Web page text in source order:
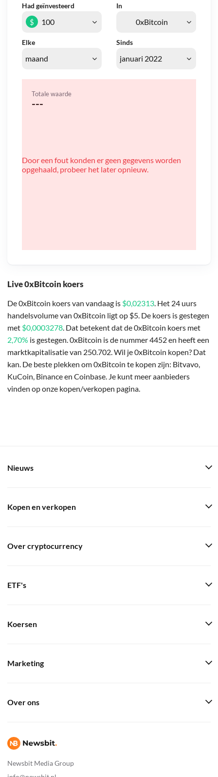
Live 0xBitcoin koers
De 0xBitcoin koers van vandaag is $0,02313. Het 24 uurs
handelsvolume van 0xBitcoin ligt op $5. De koers is gestegen
met $0,0003278. Dat betekent dat de 0xBitcoin koers met
2,70% is gestegen. 0xBitcoin is de nummer 4452 en heeft een
marktkapitalisatie van 250.702. Wil je 0xBitcoin kopen? Dat
kan. De beste plekken om 0xBitcoin te kopen zijn: Bitvavo,
KuCoin, Binance en Coinbase. Je kunt meer aanbieders
vinden op onze kopen/verkopen pagina.
Had geïnvesteerd In
Elke Sinds
$
Totale waarde
---
Door een fout konden er geen gegevens worden
opgehaald, probeer het later opnieuw.
Newsbit Media Group
Nieuws
Kopen en verkopen
Over cryptocurrency
ETF's
Koersen
Marketing
Over ons